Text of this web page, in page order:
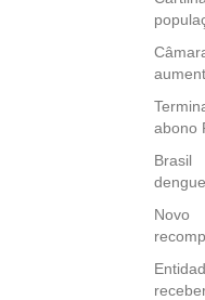
abono
Novo